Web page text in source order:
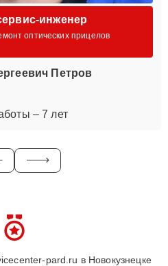
инженер
оптических прицелов
Петров
– 7 лет
pard.ru в Новокузнецке